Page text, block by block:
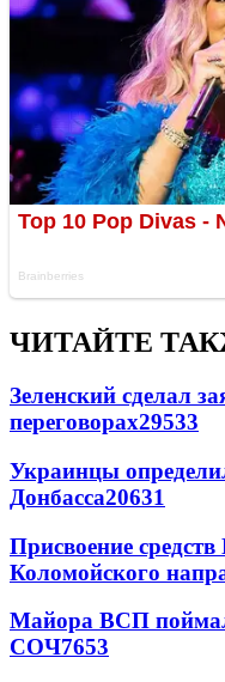
ЧИТАЙТЕ
Зеленский сделал
переговорах29533
Украинцы
Донбасса20631
Присвоение
Коломойского
Майора ВСП
СОЧ7653